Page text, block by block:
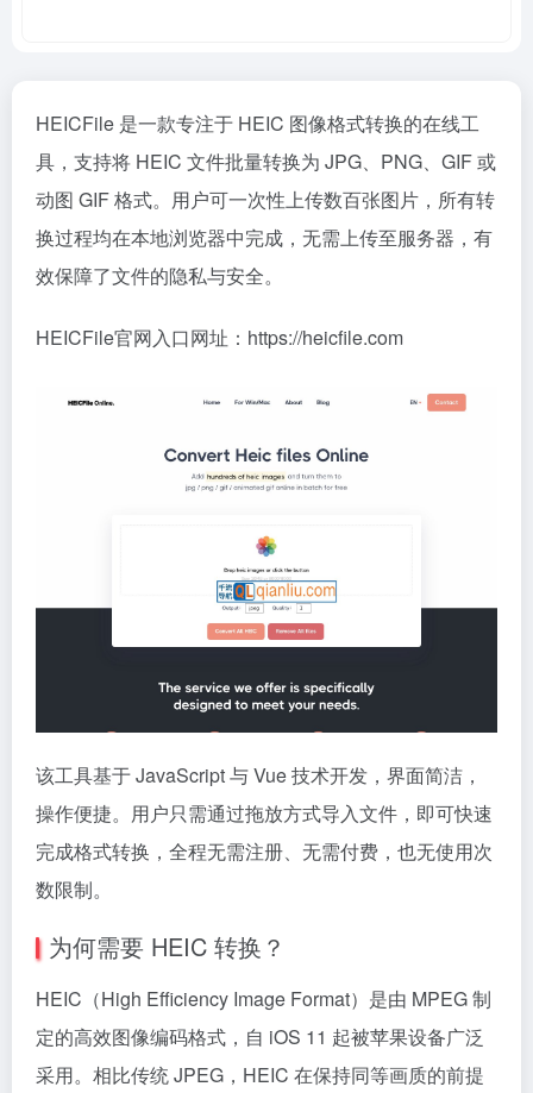
HEICFile 是一款专注于 HEIC 图像格式转换的在线工
具，支持将 HEIC 文件批量转换为 JPG、PNG、GIF 或
动图 GIF 格式。用户可一次性上传数百张图片，所有转
换过程均在本地浏览器中完成，无需上传至服务器，有
效保障了文件的隐私与安全。
HEICFile官网入口网址：https://heicfile.com
该工具基于 JavaScript 与 Vue 技术开发，界面简洁，
操作便捷。用户只需通过拖放方式导入文件，即可快速
完成格式转换，全程无需注册、无需付费，也无使用次
数限制。
为何需要 HEIC 转换？
HEIC（High Efficiency Image Format）是由 MPEG 制
定的高效图像编码格式，自 iOS 11 起被苹果设备广泛
采用。相比传统 JPEG，HEIC 在保持同等画质的前提